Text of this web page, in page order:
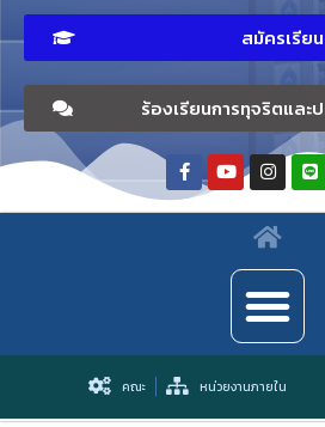
สมัครเรียน
ร้องเรียนการทุจริตและ
คณะ หน่วยงานภายใน